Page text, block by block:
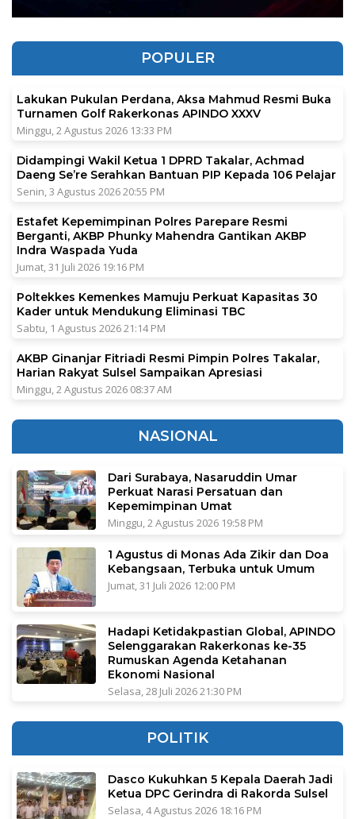
POPULER
Lakukan Pukulan Perdana, Aksa Mahmud Resmi Buka
Turnamen Golf Rakerkonas APINDO XXXV
Minggu, 2 Agustus 2026 13:33 PM
Didampingi Wakil Ketua 1 DPRD Takalar, Achmad
Daeng Se’re Serahkan Bantuan PIP Kepada 106 Pelajar
Senin, 3 Agustus 2026 20:55 PM
Estafet Kepemimpinan Polres Parepare Resmi
Berganti, AKBP Phunky Mahendra Gantikan AKBP
Indra Waspada Yuda
Jumat, 31 Juli 2026 19:16 PM
Poltekkes Kemenkes Mamuju Perkuat Kapasitas 30
Kader untuk Mendukung Eliminasi TBC
Sabtu, 1 Agustus 2026 21:14 PM
AKBP Ginanjar Fitriadi Resmi Pimpin Polres Takalar,
Harian Rakyat Sulsel Sampaikan Apresiasi
Minggu, 2 Agustus 2026 08:37 AM
NASIONAL
Dari Surabaya, Nasaruddin Umar
Perkuat Narasi Persatuan dan
Kepemimpinan Umat
Minggu, 2 Agustus 2026 19:58 PM
1 Agustus di Monas Ada Zikir dan Doa
Kebangsaan, Terbuka untuk Umum
Jumat, 31 Juli 2026 12:00 PM
Hadapi Ketidakpastian Global, APINDO
Selenggarakan Rakerkonas ke-35
Rumuskan Agenda Ketahanan
Ekonomi Nasional
Selasa, 28 Juli 2026 21:30 PM
POLITIK
Dasco Kukuhkan 5 Kepala Daerah Jadi
Ketua DPC Gerindra di Rakorda Sulsel
Selasa, 4 Agustus 2026 18:16 PM